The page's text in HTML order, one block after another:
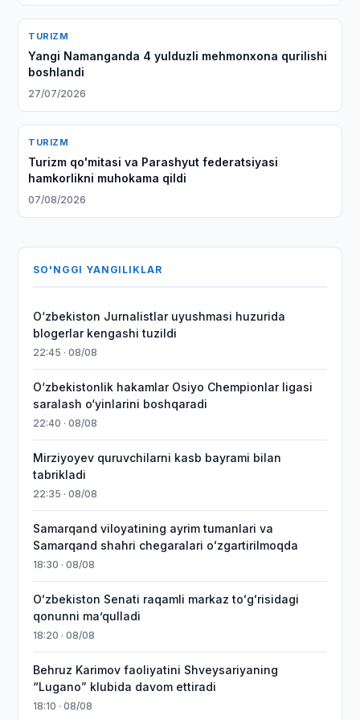
TURIZM
Yangi Namanganda 4 yulduzli mehmonxona qurilishi
boshlandi
27/07/2026
TURIZM
Turizm qo'mitasi va Parashyut federatsiyasi
hamkorlikni muhokama qildi
07/08/2026
SO'NGGI YANGILIKLAR
O‘zbekiston Jurnalistlar uyushmasi huzurida
blogerlar kengashi tuzildi
22:45 · 08/08
O‘zbekistonlik hakamlar Osiyo Chempionlar ligasi
saralash o‘yinlarini boshqaradi
22:40 · 08/08
Mirziyoyev quruvchilarni kasb bayrami bilan
tabrikladi
22:35 · 08/08
Samarqand viloyatining ayrim tumanlari va
Samarqand shahri chegaralari oʻzgartirilmoqda
18:30 · 08/08
Oʻzbekiston Senati raqamli markaz toʻgʻrisidagi
qonunni maʼqulladi
18:20 · 08/08
Behruz Karimov faoliyatini Shveysariyaning
“Lugano” klubida davom ettiradi
18:10 · 08/08